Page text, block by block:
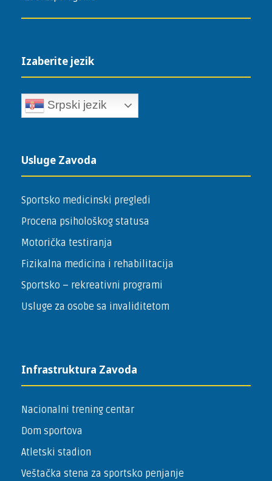
Izaberite jezik
Srpski jezik
Usluge Zavoda
Sportsko medicinski pregledi
Procena psihološkog statusa
Motorička testiranja
Fizikalna medicina i rehabilitacija
Sportsko – ­rekreativni programi
Usluge za osobe sa invaliditetom
Infrastruktura Zavoda
Nacionalni trening centar
Dom sportova
Atletski stadion
Veštačka stena za sportsko penjanje